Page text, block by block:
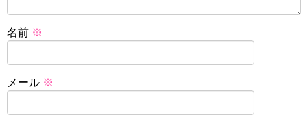
名前 ※
メール ※